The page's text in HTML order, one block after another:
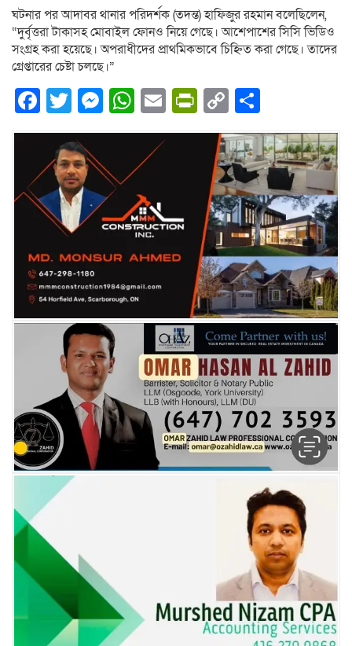
ঘটনার পর আদাবর থানার পরিদর্শক (তদন্ত) হাফিজুর রহমান বলেছিলেন,
“দুর্বৃত্তরা টাকাসহ মোবাইল ফোনও নিয়ে গেছে। আশেপাশের সিসি ভিডিও
সংগ্রহ করা হয়েছে। অপরাধীদের প্রাথমিকভাবে চিহ্নিত করা গেছে। তাদের
গ্রেপ্তারের চেষ্টা চলছে।”
Facebook
Twitter
Messenger
WhatsApp
EmailPrintFriendly
Copy
Link